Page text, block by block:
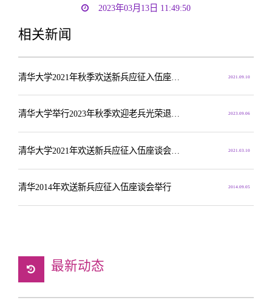
2023年03月13日 11:49:50
相关新闻
2021.09.10
2023.09.06
2021.03.10
2014.09.05
清华2014年欢送新兵应征入伍座谈会举行
最新动态